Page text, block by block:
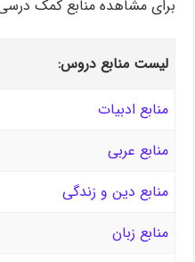
برای مشاهده منابع کمک
لیست منابع دروس:
منابع ادبیات
منابع عربی
منابع دین و زندگی
منابع زبان